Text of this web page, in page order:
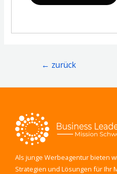
← zurück
Als junge Werbeagentur bieten
Strategien und Lösungen für Ihr